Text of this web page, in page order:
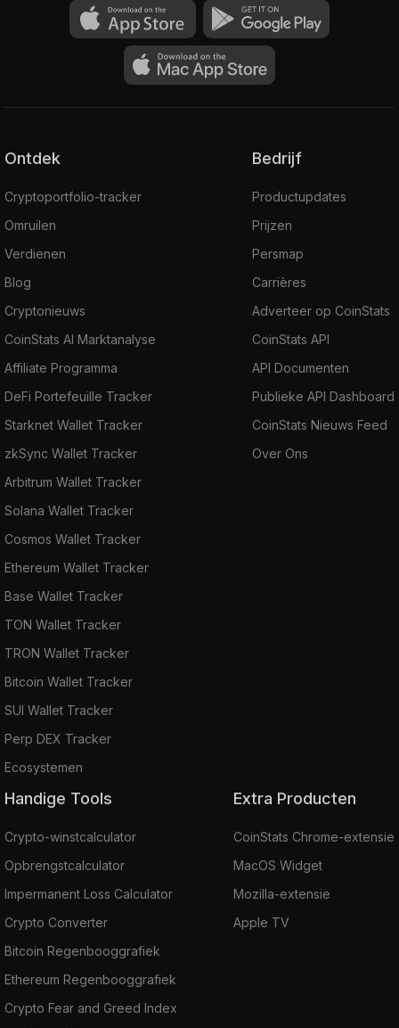
Ontdek
Cryptoportfolio-tracker
Omruilen
Verdienen
Blog
Cryptonieuws
CoinStats AI Marktanalyse
Affiliate Programma
DeFi Portefeuille Tracker
Starknet Wallet Tracker
zkSync Wallet Tracker
Arbitrum Wallet Tracker
Solana Wallet Tracker
Cosmos Wallet Tracker
Ethereum Wallet Tracker
Base Wallet Tracker
TON Wallet Tracker
TRON Wallet Tracker
Bitcoin Wallet Tracker
SUI Wallet Tracker
Perp DEX Tracker
Ecosystemen
Bedrijf
Productupdates
Prijzen
Persmap
Carrières
Adverteer op CoinStats
CoinStats API
API Documenten
Publieke API Dashboard
CoinStats Nieuws Feed
Over Ons
Handige Tools
Crypto-winstcalculator
Opbrengstcalculator
Impermanent Loss Calculator
Crypto Converter
Bitcoin Regenbooggrafiek
Ethereum Regenbooggrafiek
Crypto Fear and Greed Index
Extra Producten
CoinStats Chrome-extensie
MacOS Widget
Mozilla-extensie
Apple TV